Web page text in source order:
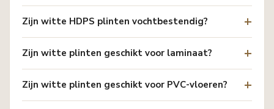
Zijn witte HDPS plinten vochtbestendig?
Zijn witte plinten geschikt voor laminaat?
Zijn witte plinten geschikt voor PVC-vloeren?